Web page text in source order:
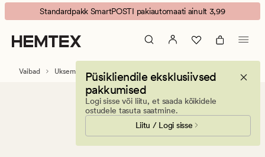
SoothingWool
Uksematid
mitmevärviline/beez
Animated
banner.
Press
ESCAPE
Standardpakk SmartPOSTI pakiautomaati ainult 3,99
Püsikliendile eksklusiivsed
pakkumised
Logi sisse või liitu, et saada kõikidele
ostudele tasuta saatmine.
Liitu / Logi sisse
Vaibad Uksematid